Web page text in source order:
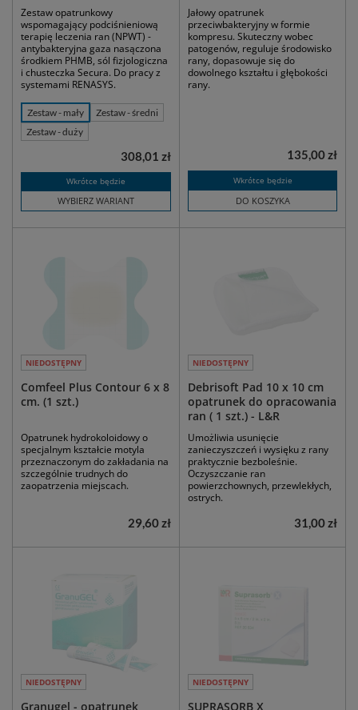
Zestaw opatrunkowy
wspomagający podciśnieniową
terapię leczenia ran (NPWT) -
antybakteryjna gaza nasączona
środkiem PHMB, sól fizjologiczna
i chusteczka Secura. Do pracy z
systemami RENASYS.
Zestaw - mały
Zestaw - średni
Zestaw - duży
Wkrótce będzie
WYBIERZ WARIANT
308,01 zł
Jałowy opatrunek
przeciwbakteryjny w formie
kompresu. Skuteczny wobec
patogenów, reguluje środowisko
rany, dopasowuje się do
dowolnego kształtu i głębokości
rany.
Wkrótce będzie
DO KOSZYKA
135,00 zł
NIEDOSTĘPNY
Comfeel Plus Contour 6 x 8
cm. (1 szt.)
Opatrunek hydrokoloidowy o
specjalnym kształcie motyla
przeznaczonym do zakładania na
szczególnie trudnych do
zaopatrzenia miejscach.
29,60 zł
NIEDOSTĘPNY
Debrisoft Pad 10 x 10 cm
opatrunek do opracowania
ran ( 1 szt.) - L&R
Umożliwia usunięcie
zanieczyszczeń i wysięku z rany
praktycznie bezboleśnie.
Oczyszczanie ran
powierzchownych, przewlekłych,
ostrych.
31,00 zł
NIEDOSTĘPNY
Granugel - opatrunek
NIEDOSTĘPNY
SUPRASORB X